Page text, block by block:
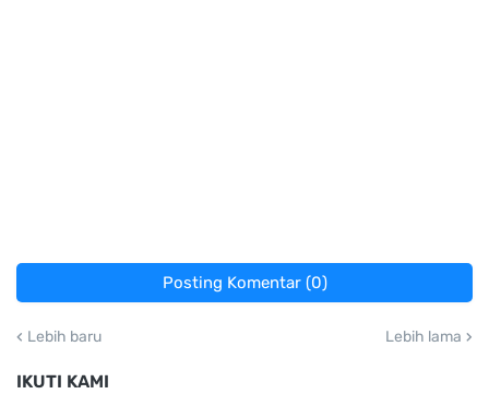
Posting Komentar (0)
Lebih baru Lebih lama
IKUTI KAMI